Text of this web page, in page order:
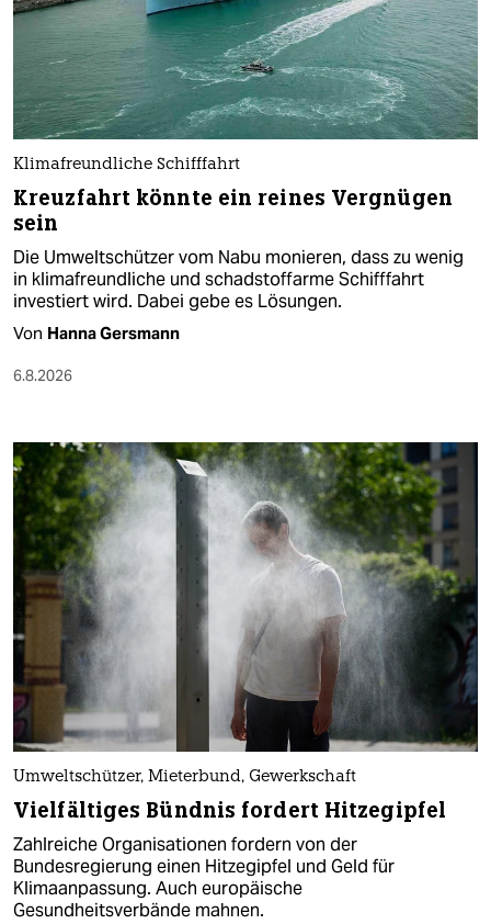
Klimafreundliche Schifffahrt
Kreuzfahrt könnte ein reines Vergnügen
sein
Die Umweltschützer vom Nabu monieren, dass zu wenig
in klimafreundliche und schadstoffarme Schifffahrt
investiert wird. Dabei gebe es Lösungen.
Von Hanna Gersmann
6.8.2026
Umweltschützer, Mieterbund, Gewerkschaft
Vielfältiges Bündnis fordert Hitzegipfel
Zahlreiche Organisationen fordern von der
Bundesregierung einen Hitzegipfel und Geld für
Klimaanpassung. Auch europäische
Gesundheitsverbände mahnen.